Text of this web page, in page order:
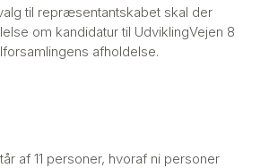
til repræsentantskabet skal der
om kandidatur til UdviklingVejen 8
afholdelse.
af 11 personer, hvoraf ni personer